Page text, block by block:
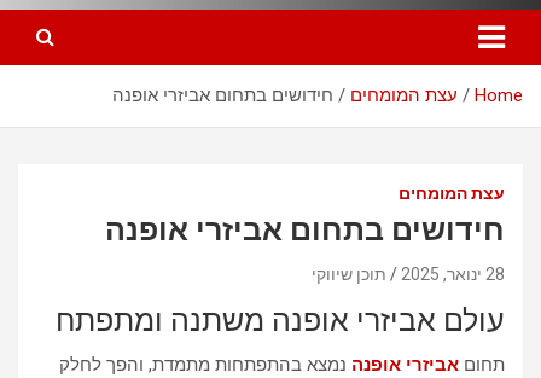
Home עצת המומחים חידושים בתחום אביזרי אופנה
עצת המומחים
חידושים בתחום אביזרי אופנה
28 ינואר, 2025 תוכן שיווקי
עולם אביזרי אופנה משתנה ומתפתח
תחום אביזרי אופנה נמצא בהתפתחות מתמדת, והפך לחלק